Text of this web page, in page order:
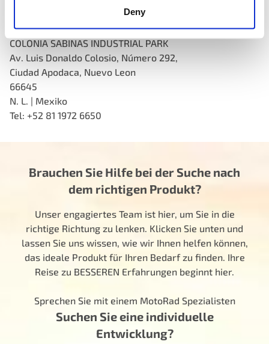
Deny
MOTORAD MEXICO– Nuevo Leon
COLONIA SABINAS INDUSTRIAL PARK
Av. Luis Donaldo Colosio, Número 292,
Ciudad Apodaca, Nuevo Leon
66645
N. L. | Mexiko
Tel: +52 81 1972 6650
Brauchen Sie Hilfe bei der Suche nach
dem richtigen Produkt?
Unser engagiertes Team ist hier, um Sie in die
richtige Richtung zu lenken. Klicken Sie unten und
lassen Sie uns wissen, wie wir Ihnen helfen können,
das ideale Produkt für Ihren Bedarf zu finden. Ihre
Reise zu BESSEREN Erfahrungen beginnt hier.
Sprechen Sie mit einem MotoRad Spezialisten
Suchen Sie eine individuelle
Entwicklung?